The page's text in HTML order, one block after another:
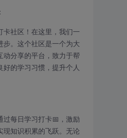
卡社区！在这里，我们一
步。这个社区是一个为大
动分享的平台，致力于帮
好的学习习惯，提升个人
过每日学习打卡📅，激励
现知识积累的飞跃。无论